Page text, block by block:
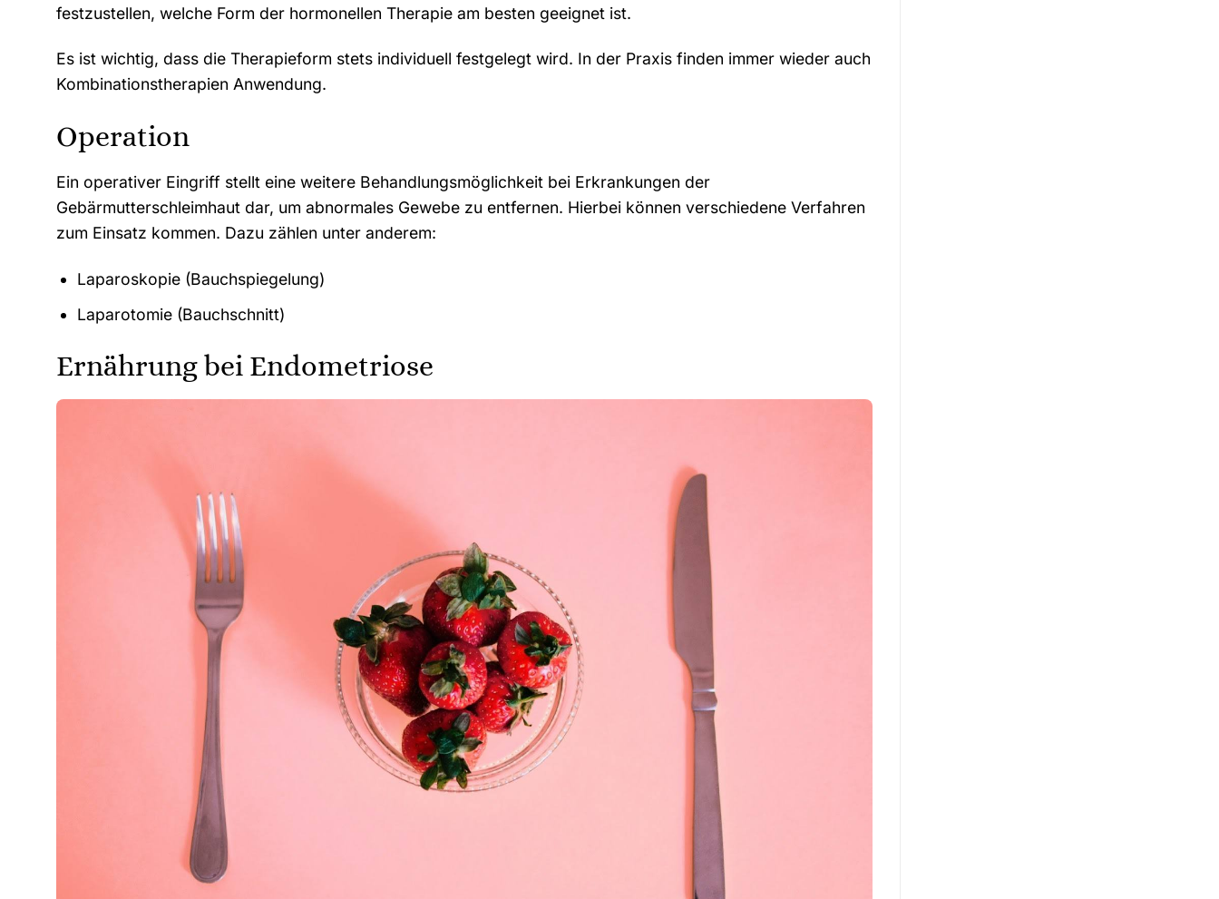
festzustellen, welche Form der hormonellen Therapie am besten geeignet ist.
Es ist wichtig, dass die Therapieform stets individuell festgelegt wird. In der Praxis finden immer wieder auch
Kombinationstherapien Anwendung.
Operation
Ein operativer Eingriff stellt eine weitere Behandlungsmöglichkeit bei Erkrankungen der
Gebärmutterschleimhaut dar, um abnormales Gewebe zu entfernen. Hierbei können verschiedene Verfahren
zum Einsatz kommen. Dazu zählen unter anderem:
Laparoskopie (Bauchspiegelung)
Laparotomie (Bauchschnitt)
Ernährung bei Endometriose